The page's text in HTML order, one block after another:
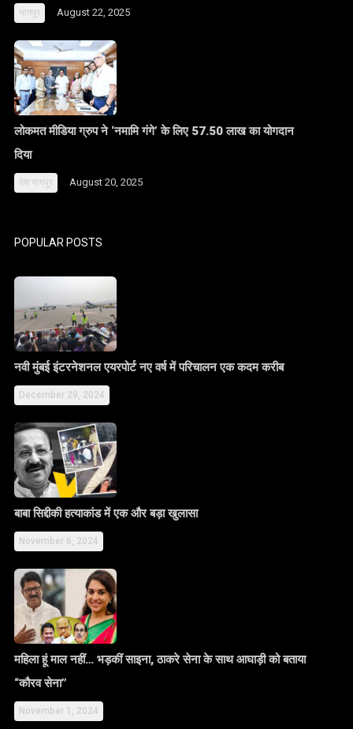
नागपुर August 22, 2025
लोकमत मीडिया ग्रुप ने ‘नमामि गंगे’ के लिए 57.50 लाख का योगदान
दिया
देश नागपुर August 20, 2025
POPULAR POSTS
नवी मुंबई इंटरनेशनल एयरपोर्ट नए वर्ष में परिचालन एक कदम करीब
December 29, 2024
बाबा सिद्दीकी हत्याकांड में एक और बड़ा खुलासा
November 6, 2024
महिला हूं माल नहीं… भड़कीं साइना, ठाकरे सेना के साथ आघाड़ी को बताया
“कौरव सेना”
November 1, 2024